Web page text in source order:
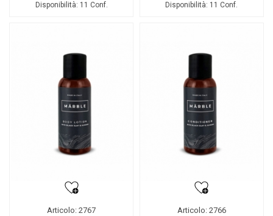
Disponibilità: 11 Conf. Disponibilità: 11 Conf.
Articolo: 2767 Articolo: 2766